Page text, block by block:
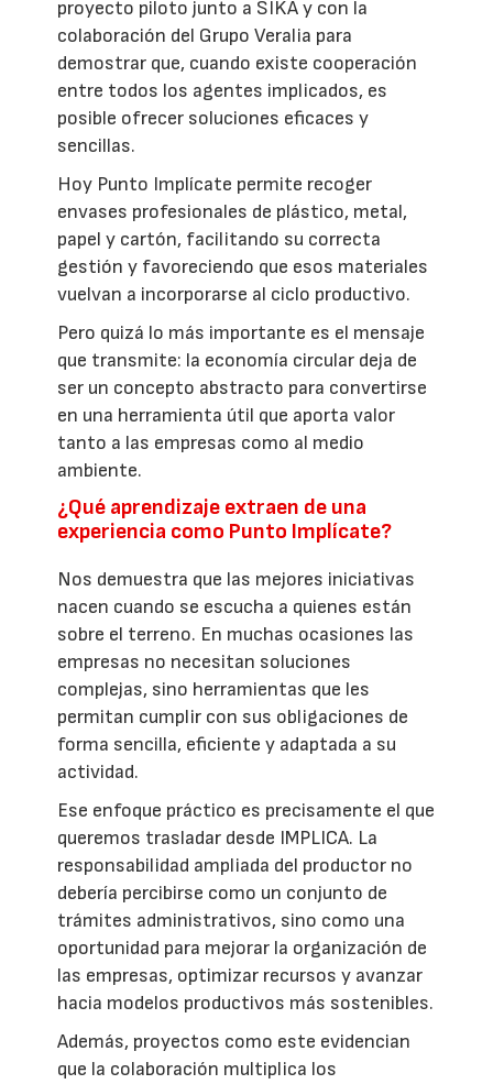
proyecto piloto junto a SIKA y con la
colaboración del Grupo Veralia para
demostrar que, cuando existe cooperación
entre todos los agentes implicados, es
posible ofrecer soluciones eficaces y
sencillas.
Hoy Punto Implícate permite recoger
envases profesionales de plástico, metal,
papel y cartón, facilitando su correcta
gestión y favoreciendo que esos materiales
vuelvan a incorporarse al ciclo productivo.
Pero quizá lo más importante es el mensaje
que transmite: la economía circular deja de
ser un concepto abstracto para convertirse
en una herramienta útil que aporta valor
tanto a las empresas como al medio
ambiente.
¿Qué aprendizaje extraen de una
experiencia como Punto Implícate?
Nos demuestra que las mejores iniciativas
nacen cuando se escucha a quienes están
sobre el terreno. En muchas ocasiones las
empresas no necesitan soluciones
complejas, sino herramientas que les
permitan cumplir con sus obligaciones de
forma sencilla, eficiente y adaptada a su
actividad.
Ese enfoque práctico es precisamente el que
queremos trasladar desde IMPLICA. La
responsabilidad ampliada del productor no
debería percibirse como un conjunto de
trámites administrativos, sino como una
oportunidad para mejorar la organización de
las empresas, optimizar recursos y avanzar
hacia modelos productivos más sostenibles.
Además, proyectos como este evidencian
que la colaboración multiplica los